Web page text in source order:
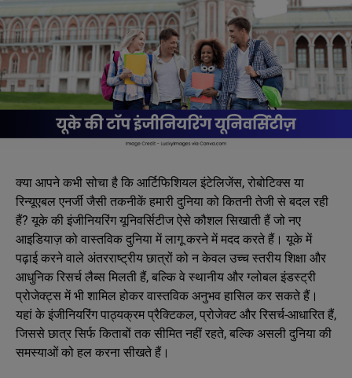
क्या आपने कभी सोचा है कि आर्टिफिशियल इंटेलिजेंस, रोबोटिक्स या
रिन्यूएबल एनर्जी जैसी तकनीकें हमारी दुनिया को कितनी तेजी से बदल रही
हैं? यूके की इंजीनियरिंग यूनिवर्सिटीज ऐसे कौशल सिखाती हैं जो नए
आइडियाज़ को वास्तविक दुनिया में लागू करने में मदद करते हैं। यूके में
पढ़ाई करने वाले अंतरराष्ट्रीय छात्रों को न केवल उच्च स्तरीय शिक्षा और
आधुनिक रिसर्च लैब्स मिलती हैं, बल्कि वे स्थानीय और ग्लोबल इंडस्ट्री
प्रोजेक्ट्स में भी शामिल होकर वास्तविक अनुभव हासिल कर सकते हैं।
यहां के इंजीनियरिंग पाठ्यक्रम प्रैक्टिकल, प्रोजेक्ट और रिसर्च-आधारित हैं,
जिससे छात्र सिर्फ किताबों तक सीमित नहीं रहते, बल्कि असली दुनिया की
समस्याओं को हल करना सीखते हैं।